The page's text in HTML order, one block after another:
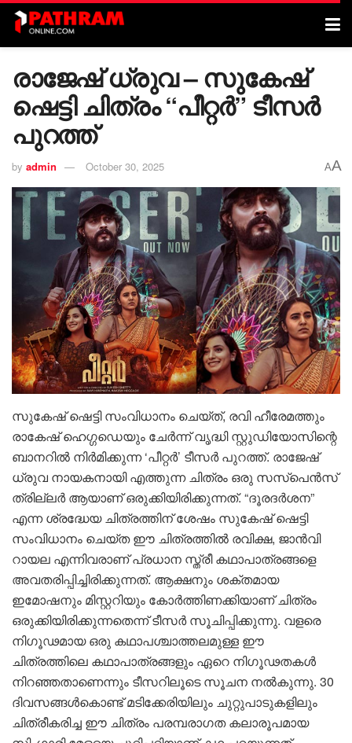
രാജേഷ് ധ്രുവ – സുകേഷ്
ഷെട്ടി ചിത്രം “പീറ്റർ” ടീസർ
പുറത്ത്
by admin October 30, 2025 AA
സുകേഷ് ഷെട്ടി സംവിധാനം ചെയ്ത്, രവി ഹീരേമത്തും
രാകേഷ് ഹെഗ്ഗഡെയും ചേർന്ന് വൃദ്ധി സ്റ്റുഡിയോസിന്റെ
ബാനറിൽ നിർമിക്കുന്ന ‘പീറ്റർ’ ടീസർ പുറത്ത്. രാജേഷ്
ധ്രുവ നായകനായി എത്തുന്ന ചിത്രം ഒരു സസ്പെൻസ്
ത്രില്ലർ ആയാണ് ഒരുക്കിയിരിക്കുന്നത്. “ദൂരദർശന”
എന്ന ശ്രദ്ധേയ ചിത്രത്തിന് ശേഷം സുകേഷ് ഷെട്ടി
സംവിധാനം ചെയ്ത ഈ ചിത്രത്തിൽ രവിക്ഷ, ജാൻവി
റായല എന്നിവരാണ് പ്രധാന സ്ത്രീ കഥാപാത്രങ്ങളെ
അവതരിപ്പിച്ചിരിക്കുന്നത്. ആക്ഷനും ശക്തമായ
ഇമോഷനും മിസ്റ്ററിയും കോർത്തിണക്കിയാണ് ചിത്രം
ഒരുക്കിയിരിക്കുന്നതെന്ന് ടീസർ സൂചിപ്പിക്കുന്നു. വളരെ
നിഗൂഢമായ ഒരു കഥാപശ്ചാത്തലമുള്ള ഈ
ചിത്രത്തിലെ കഥാപാത്രങ്ങളും ഏറെ നിഗൂഢതകൾ
നിറഞ്ഞതാണെന്നും ടീസറിലൂടെ സൂചന നൽകുന്നു. 30
ദിവസങ്ങൾകൊണ്ട് മടിക്കേരിയിലും ചുറ്റുപാടുകളിലും
ചിത്രീകരിച്ച ഈ ചിത്രം പരമ്പരാഗത കലാരൂപമായ